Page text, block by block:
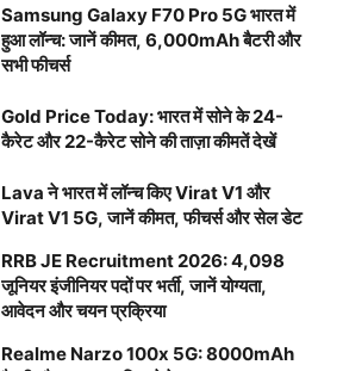
Samsung Galaxy F70 Pro 5G भारत में
हुआ लॉन्च: जानें कीमत, 6,000mAh बैटरी और
सभी फीचर्स
Gold Price Today: भारत में सोने के 24-
कैरेट और 22-कैरेट सोने की ताज़ा कीमतें देखें
Lava ने भारत में लॉन्च किए Virat V1 और
Virat V1 5G, जानें कीमत, फीचर्स और सेल डेट
RRB JE Recruitment 2026: 4,098
जूनियर इंजीनियर पदों पर भर्ती, जानें योग्यता,
आवेदन और चयन प्रक्रिया
Realme Narzo 100x 5G: 8000mAh